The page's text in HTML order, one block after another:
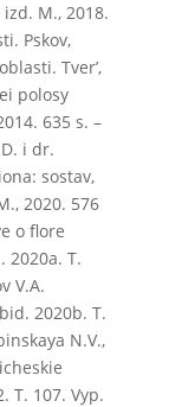
M., 2018.
Pskov,
Tver’,
polosy
635 s. –
i dr.
sostav,
2020. 576
o flore
2020a. T.
V.A.
2020b. T.
N.V.,
T. 107. Vyp.